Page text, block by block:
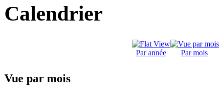
Calendrier
Par année Par mois
Vue par mois